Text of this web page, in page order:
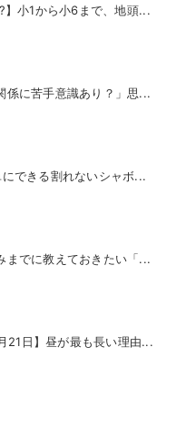
】小1から小6まで、地頭...
係に苦手意識あり？」思...
できる割れないシャボ...
までに教えておきたい「...
21日】昼が最も長い理由...